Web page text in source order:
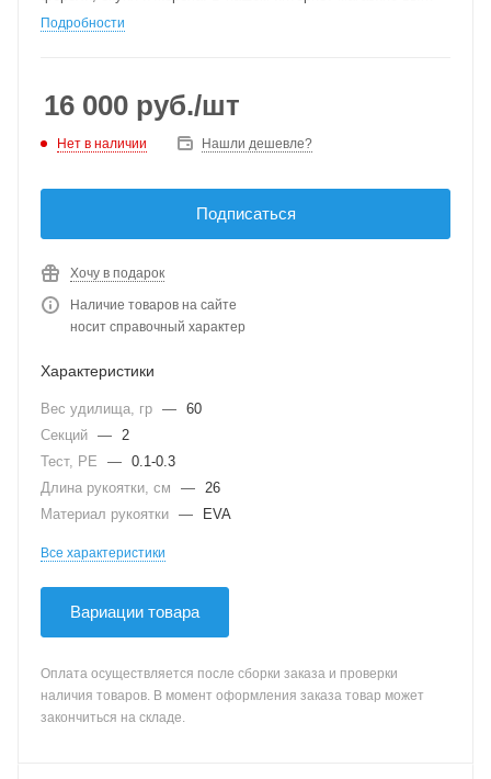
найдете широкий ассортимент удилищ с различными
Москве и наслаждайтесь успешной рыбалкой!
Подробности
16 000 руб./шт
Нет в наличии Нашли дешевле?
Подписаться
Хочу в подарок
Наличие товаров на сайте
носит справочный характер
Характеристики
Вес удилища, гр — 60
Секций — 2
Тест, PE
— 0.1-0.3
Длина рукоятки, см
— 26
Материал рукоятки — EVA
Все характеристики
Вариации товара
Оплата осуществляется после сборки заказа и проверки
наличия товаров. В момент оформления заказа товар может
закончиться на складе.